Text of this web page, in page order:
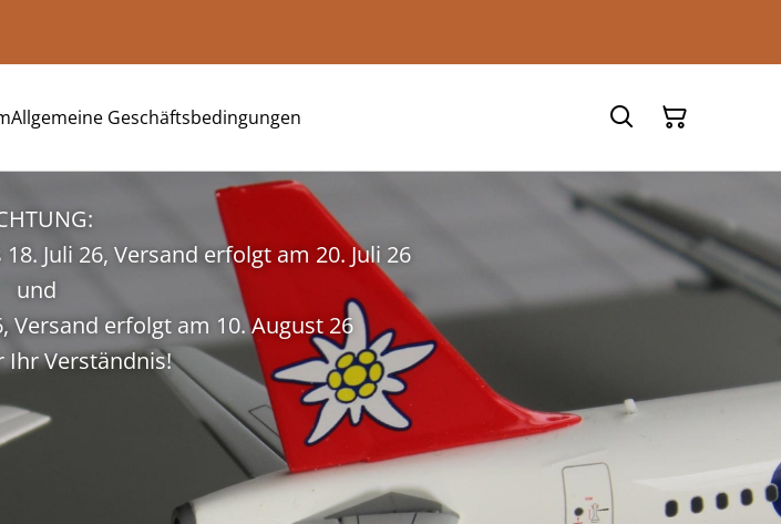
Allgemeine Geschäftsbedingungen
Airplane Shop
Juli 26, Versand erfolgt am 20. Juli 26
und
Versand erfolgt am 10. August 26
Ihr Verständnis!